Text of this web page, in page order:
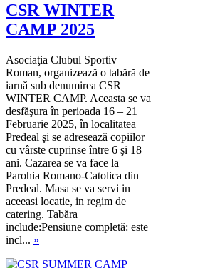
CSR WINTER
CAMP 2025
Asociaţia Clubul Sportiv
Roman, organizează o tabără de
iarnă sub denumirea CSR
WINTER CAMP. Aceasta se va
desfăşura în perioada 16 – 21
Februarie 2025, în localitatea
Predeal şi se adresează copiilor
cu vârste cuprinse între 6 şi 18
ani. Cazarea se va face la
Parohia Romano-Catolica din
Predeal. Masa se va servi in
aceeasi locatie, in regim de
catering. Tabăra
include:Pensiune completă: este
incl... »